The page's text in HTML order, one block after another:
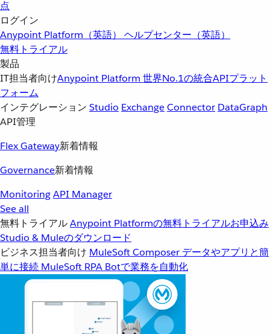
点
ログイン
Anypoint Platform（英語） ヘルプセンター（英語）
無料トライアル
製品
IT担当者向けAnypoint Platform 世界No.1の統合APIプラット
フォーム
インテグレーション Studio ExchangeConnector DataGraph
API管理
Flex Gateway新着情報
Governance新着情報
MonitoringAPI Manager
See all
無料トライアルAnypoint Platformの無料トライアルお申込み
Studio & Muleのダウンロード
ビジネス担当者向け MuleSoft Composer データやアプリと簡
単に接続 MuleSoft RPA Botで業務を自動化